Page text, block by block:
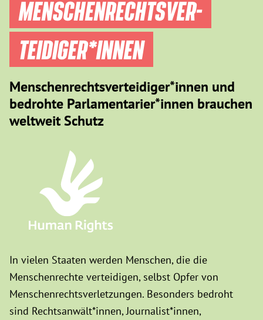
MENSCHEN­RECHTS­VER­
TEIDIGER­*INNEN
Menschenrechtsverteidiger*innen und
bedrohte Parlamentarier*innen brauchen
weltweit Schutz
In vielen Staaten werden Menschen, die die
Menschenrechte verteidigen, selbst Opfer von
Menschenrechtsverletzungen. Besonders bedroht
sind Rechtsanwält*innen, Journalist*innen,